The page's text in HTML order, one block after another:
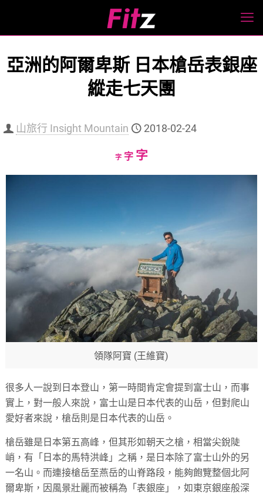
亞洲的阿爾卑斯 日本槍岳表銀座
縱走七天團
山旅行 Insight Mountain 2018-02-24
字Decrease
字Reset
字Increase
領隊阿寶 (王維寶)
很多人一說到日本登山，第一時間肯定會提到富士山，而事
實上，對一般人來說，富士山是日本代表的山岳，但對爬山
愛好者來說，槍岳則是日本代表的山岳。
槍岳雖是日本第五高峰，但其形如朝天之槍，相當尖銳陡
峭，有「日本的馬特洪峰」之稱，是日本除了富士山外的另
一名山。而連接槍岳至燕岳的山脊路段，能夠飽覽整個北阿
爾卑斯，因風景壯麗而被稱為「表銀座」，如東京銀座般深